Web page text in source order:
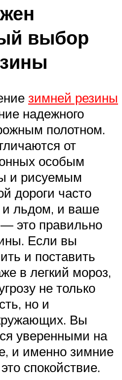
выбор
зимней резины
надежного
полотном.
от
особым
и рисуемым
дороги часто
и льдом, и ваше
это правильно
Если вы
и поставить
в легкий мороз,
не только
но и
Вы
уверенными на
и именно зимние
спокойствие.